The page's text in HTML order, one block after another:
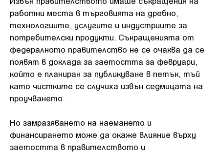
работни места в търговията на дребно,
технологиите, услугите и индустриите за
потребителски продукти. Съкращенията от
федералното правителство не се очаква да се
появят в доклада за заетостта за февруари,
който е планиран за публикуване в петък, тъй
като чистките се случиха извън седмицата на
проучването.
Но замразяването на наемането и
финансирането може да окаже влияние върху
заетостта в правителството и